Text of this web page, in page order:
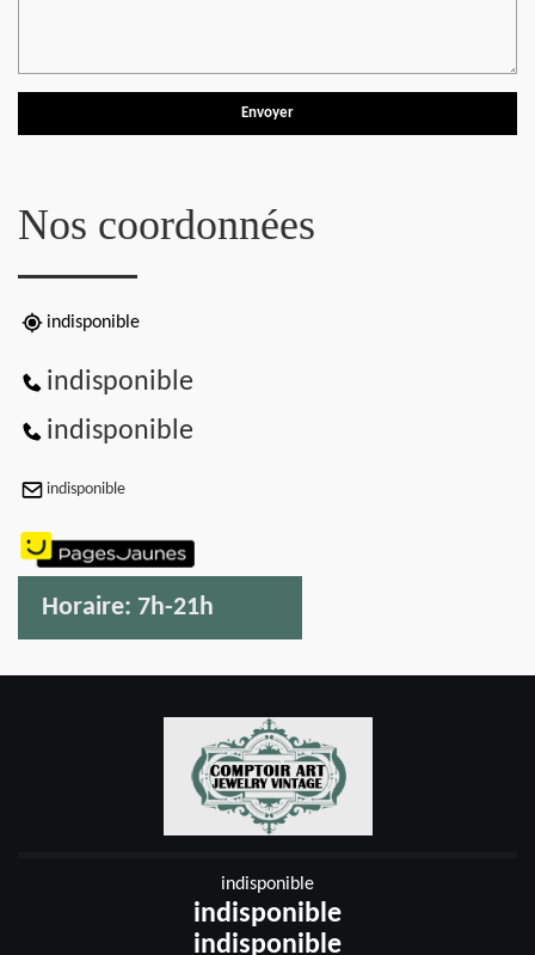
Nos coordonnées
indisponible
indisponible
indisponible
indisponible
Horaire: 7h-21h
indisponible
indisponible
indisponible